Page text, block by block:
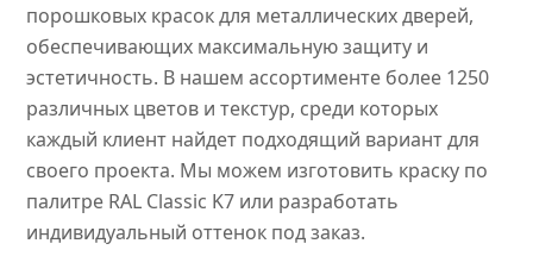
порошковых красок для металлических дверей,
обеспечивающих максимальную защиту и
эстетичность. В нашем ассортименте более 1250
различных цветов и текстур, среди которых
каждый клиент найдет подходящий вариант для
своего проекта. Мы можем изготовить краску по
палитре RAL Classic K7 или разработать
индивидуальный оттенок под заказ.